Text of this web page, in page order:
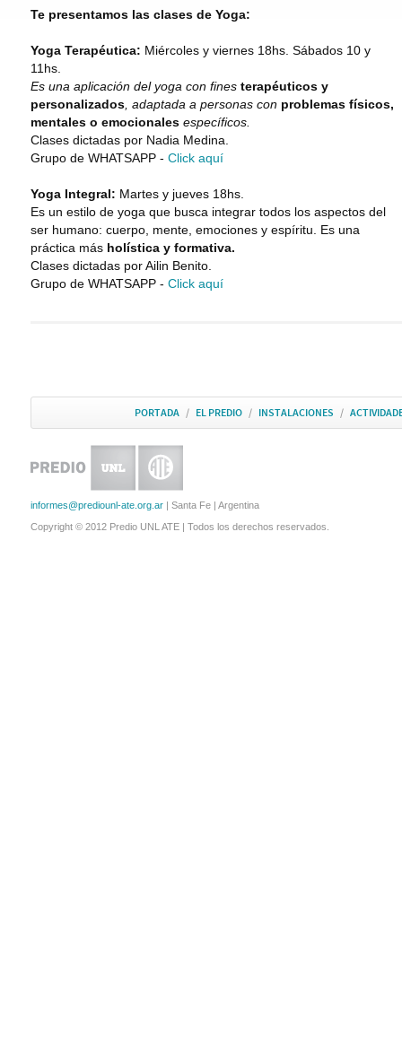
Te presentamos las clases de Yoga:
Yoga Terapéutica: Miércoles y viernes 18hs. Sábados 10 y
11hs.
Es una aplicación del yoga con fines terapéuticos y
personalizados , adaptada a personas con problemas físicos,
mentales o emocionales específicos.
Clases dictadas por Nadia Medina.
Grupo de WHATSAPP - Click aquí
Yoga Integral: Martes y jueves 18hs.
Es un estilo de yoga que busca integrar todos los aspectos del
ser humano: cuerpo, mente, emociones y espíritu. Es una
práctica más holística y formativa.
Clases dictadas por Ailin Benito.
Grupo de WHATSAPP - Click aquí
PORTADA / EL PREDIO / INSTALACIONES /
informes@prediounl-ate.org.ar | Santa Fe | Argentina
Copyright © 2012 Predio UNL ATE | Todos los derechos reservados.